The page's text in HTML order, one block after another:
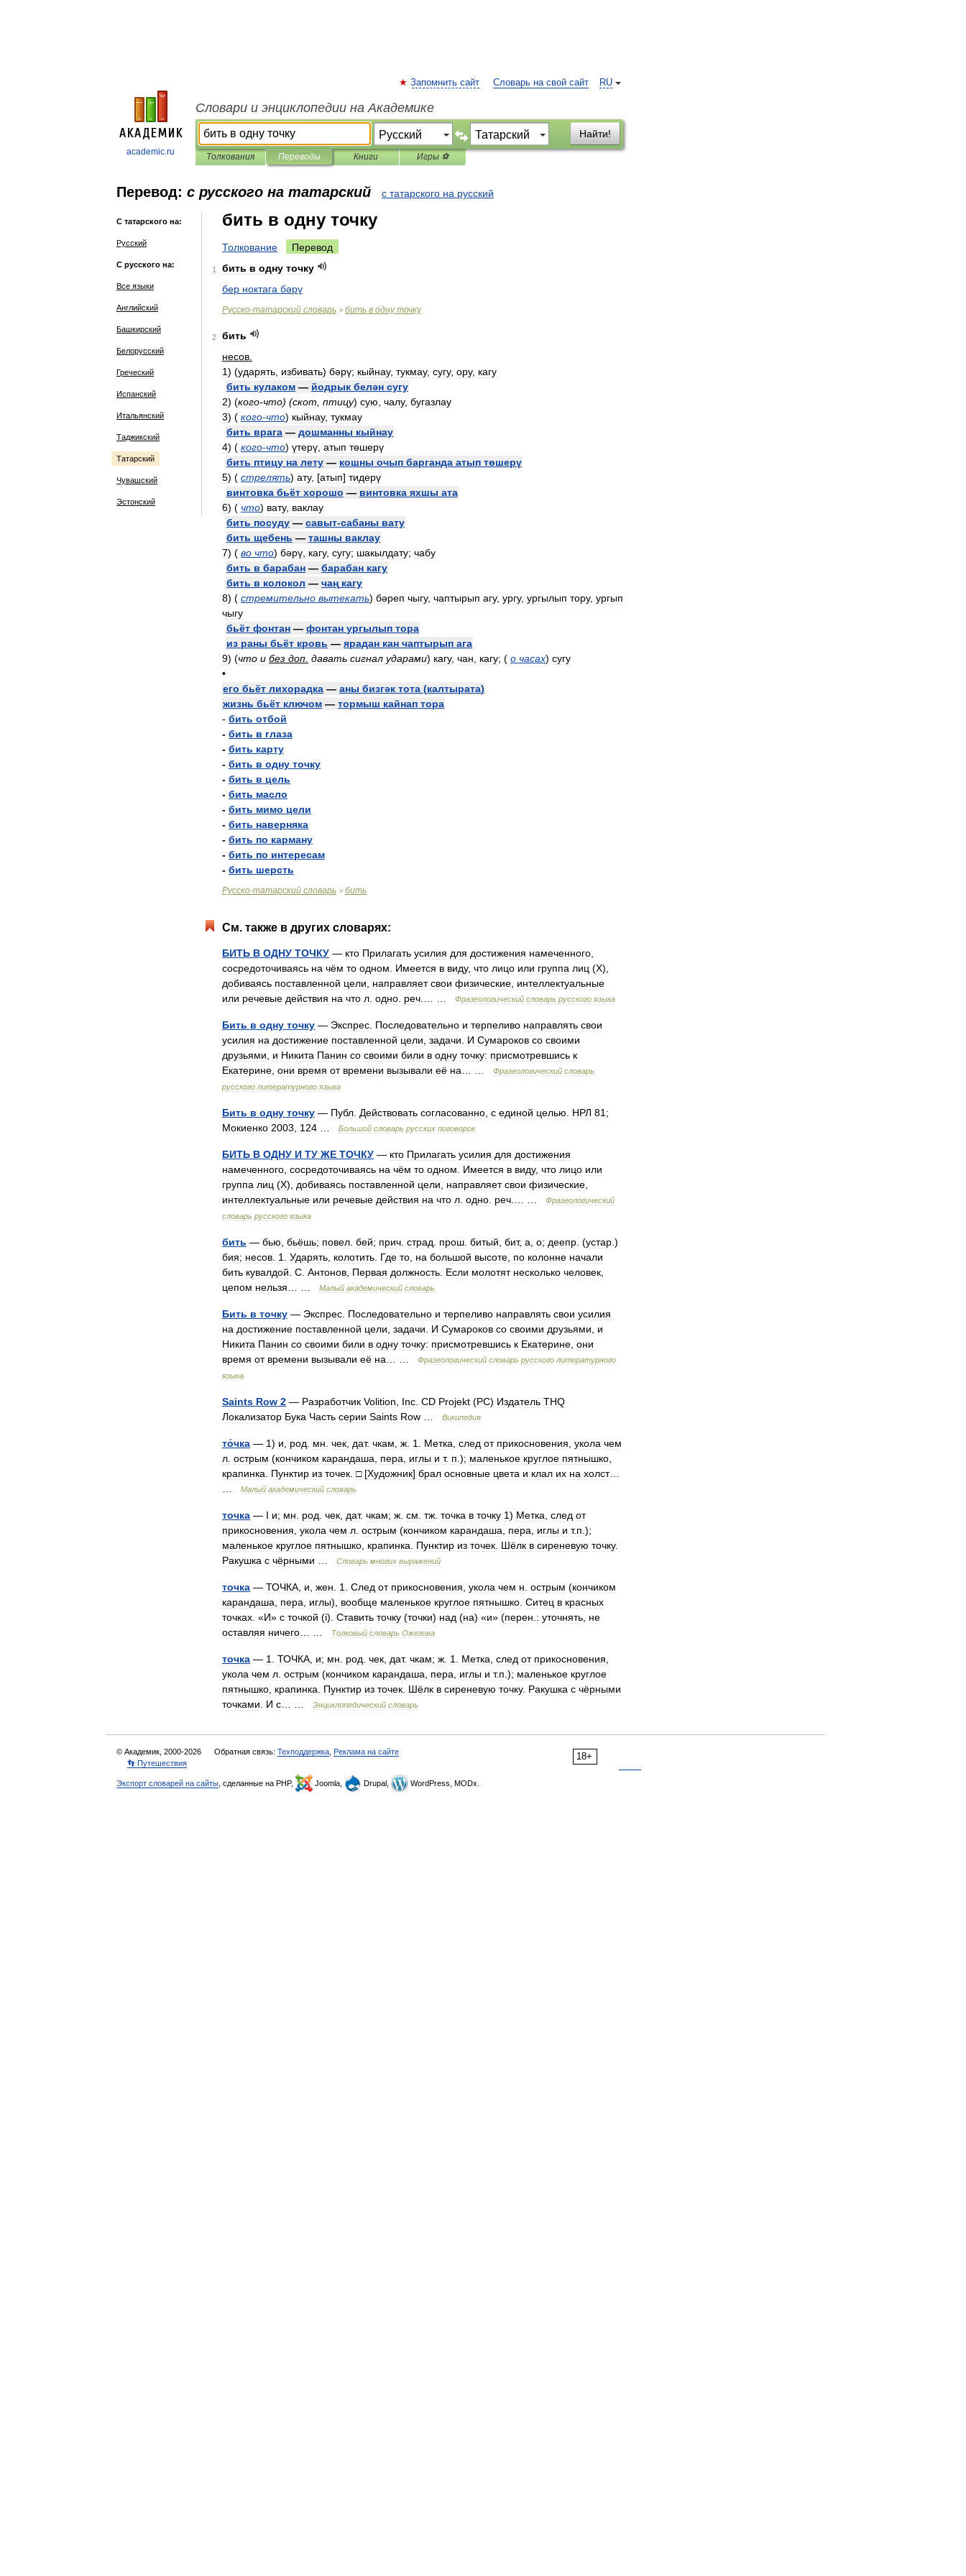
academic.ru
RU
Запомнить сайт Словарь на свой сайт
Словари и энциклопедии на Академике
Найти!
Толкования Переводы Книги Игры ⚽
Перевод: с русского на татарский с татарского на русский
С татарского на:
Русский
С русского на:
Все языки
Английский
Башкирский
Белорусский
Греческий
Испанский
Итальянский
Таджикский
Татарский
Чувашский
Эстонский
бить в одну точку
Толкование Перевод
1 бить в одну точку
бер ноктага бәрү
Русско-татарский словарь > бить в одну точку
2
бить
несов
1) (ударять избивать) бәрү; кыйнау, тукмау, сугу, ору, кагу
бить кулаком — йодрык белән сугу
2) (кого-что) (скот птицу) сую чалу, бугазлау
3) ( кого-что) кыйнау, тукмау
бить врага — дошманны кыйнау
4) ( кого-что) үтерү атып төшерү
бить птицу на лету — кошны очып барганда атып төшерү
5) ( стрелять) ату, [атып] тидерү
винтовка бьёт хорошо — винтовка яхшы ата
6) ( что) вату, ваклау
бить посуду — савыт-сабаны вату
бить щебень — ташны ваклау
7) ( во что) бәрү кагу, сугу; шакылдату; чабу
бить в барабан — барабан кагу
бить в колокол — чаң кагу
8) ( стремительно вытекать) бәреп чыгу, чаптырып агу, ургу, ургылып тору, ургып
чыгу
бьёт фонтан — фонтан ургылып тора
из раны бьёт кровь — ярадан кан чаптырып ага
9) (что и без доп давать сигнал ударами) кагу, чан кагу; ( о часах) сугу
•
его бьёт лихорадка — аны бизгәк тота (калтырата)
жизнь бьёт ключом — тормыш кайнап тора
- бить отбой
- бить в глаза
- бить карту
- бить в одну точку
- бить в цель
- бить масло
- бить мимо цели
- бить наверняка
- бить по карману
- бить по интересам
- бить шерсть
Русско-татарский словарь > бить
См. также в других словарях:
БИТЬ В ОДНУ ТОЧКУ — кто Прилагать усилия для достижения намеченного
сосредоточиваясь на чём то одном Имеется в виду, что лицо или группа лиц (Х),
добиваясь поставленной цели направляет свои физические интеллектуальные
или речевые действия на что л одно реч Фразеологический словарь русского языка
Бить в одну точку — Экспрес Последовательно и терпеливо направлять свои
усилия на достижение поставленной цели задачи И Сумароков со своими
друзьями
и Никита Панин со своими били в одну точку: присмотревшись к
Екатерине они время от времени вызывали её на Фразеологический словарь
русского литературного языка
Бить в одну точку — Публ Действовать согласованно с единой целью НРЛ 81 ;
Мокиенко 2003 124 Большой словарь русских поговорок
БИТЬ В ОДНУ И ТУ ЖЕ ТОЧКУ — кто Прилагать усилия для достижения
намеченного сосредоточиваясь на чём то одном Имеется в виду, что лицо или
группа лиц (Х), добиваясь поставленной цели направляет свои физические
интеллектуальные или речевые действия на что л одно реч
Фразеологический
словарь русского языка
бить — бью бьёшь; повел бей; прич страд прош битый бит, а о; деепр . (устар .)
бия; несов 1 Ударять колотить Где то на большой высоте по колонне начали
бить кувалдой С Антонов Первая должность Если молотят несколько человек
цепом нельзя Малый академический словарь
Бить в точку — Экспрес Последовательно и терпеливо направлять свои усилия
на достижение поставленной цели задачи И Сумароков со своими друзьями
и
Никита Панин со своими били в одну точку: присмотревшись к Екатерине они
время от времени вызывали её на Фразеологический словарь русского литературного
языка
Saints Row 2 — Разработчик Volition Inc CD Projekt (PC) Издатель THQ
Локализатор Бука Часть серии Saints Row Википедия
то́чка — 1) и род мн чек дат. чкам ж 1 Метка след от прикосновения укола чем
л острым (кончиком карандаша пера иглы и т. п .); маленькое круглое пятнышко
крапинка
Пунктир из точек □[Художник] брал основные цвета и клал их на холст…
Малый академический словарь
точка — I и; мн род чек дат. чкам; ж см тж точка в точку 1) Метка след от
прикосновения укола чем л острым (кончиком карандаша пера иглы и т.п .);
маленькое круглое пятнышко крапинка Пунктир из точек Шёлк в сиреневую точку.
Ракушка с чёрными Словарь многих выражений
точка — ТОЧКА и жен 1 След от прикосновения укола чем н острым (кончиком
карандаша
пера иглы), вообще маленькое круглое пятнышко Ситец в красных
точках . «И» с точкой (і). Ставить точку (точки) над (на) «и» (перен : уточнять не
оставляя ничего Толковый словарь Ожегова
точка — 1 ТОЧКА и; мн род чек дат. чкам; ж 1 Метка след от прикосновения
укола чем л острым (кончиком карандаша пера иглы и т.п .); маленькое круглое
пятнышко крапинка Пунктир из точек Шёлк в сиреневую точку. Ракушка с чёрными
точками
И с Энциклопедический словарь
18+
© Академик, 2000-2026 Обратная связь: Техподдержка Реклама на сайте
👣 Путешествия
Экспорт словарей на сайты , сделанные на PHP, Joomla, Drupal, WordPress, MODx.